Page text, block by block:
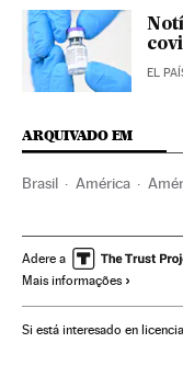
EL
ARQUIVADO EM
Brasil América
Partido dos
Eleições Brasil 2022
Datafolha Atlas
Adere a
Mais informações
Si está interesado en